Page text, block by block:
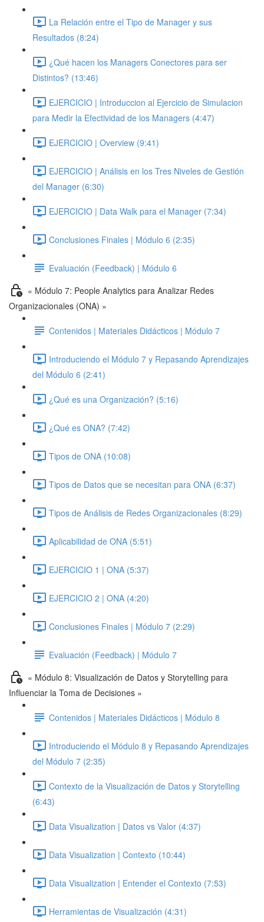
La Relación entre el Tipo de Manager y sus
Resultados (8:24)
¿Qué hacen los Managers Conectores para ser
Distintos? (13:46)
EJERCICIO | Introduccion al Ejercicio de Simulacion
para Medir la Efectividad de los Managers (4:47)
EJERCICIO | Overview (9:41)
EJERCICIO | Análisis en los Tres Niveles de Gestión
del Manager (6:30)
EJERCICIO | Data Walk para el Manager (7:34)
Conclusiones Finales | Módulo 6 (2:35)
Evaluación (Feedback) | Módulo 6
« Módulo 7: People Analytics para Analizar Redes
Organizacionales (ONA) »
Contenidos | Materiales Didácticos | Módulo 7
Introduciendo el Módulo 7 y Repasando Aprendizajes
del Módulo 6 (2:41)
¿Qué es una Organización? (5:16)
¿Qué es ONA? (7:42)
Tipos de ONA (10:08)
Tipos de Datos que se necesitan para ONA (6:37)
Tipos de Análisis de Redes Organizacionales (8:29)
Aplicabilidad de ONA (5:51)
EJERCICIO 1 | ONA (5:37)
EJERCICIO 2 | ONA (4:20)
Conclusiones Finales | Módulo 7 (2:29)
Evaluación (Feedback) | Módulo 7
« Módulo 8: Visualización de Datos y Storytelling para
Influenciar la Toma de Decisiones »
Contenidos | Materiales Didácticos | Módulo 8
Introduciendo el Módulo 8 y Repasando Aprendizajes
del Módulo 7 (2:35)
Contexto de la Visualización de Datos y Storytelling
(6:43)
Data Visualization | Datos vs Valor (4:37)
Data Visualization | Contexto (10:44)
Data Visualization | Entender el Contexto (7:53)
Herramientas de Visualización (4:31)